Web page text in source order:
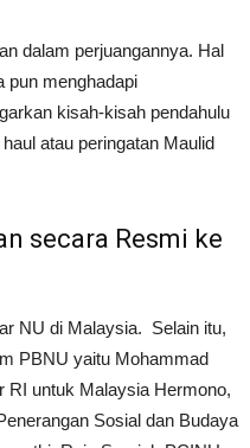
dalam perjuangannya. Hal
pun menghadapi
kisah-kisah pendahulu
atau peringatan Maulid
secara Resmi ke
NU di Malaysia. Selain itu,
PBNU yaitu Mohammad
RI untuk Malaysia Hermono,
Sosial dan Budaya